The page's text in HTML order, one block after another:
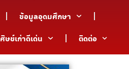
ข้อมูลอุดมศึกษา
ศิษย์เก่าดีเด่น ติดต่อ